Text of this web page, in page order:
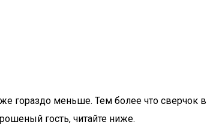
гораздо меньше. Тем более что сверчок в
гость, читайте ниже.